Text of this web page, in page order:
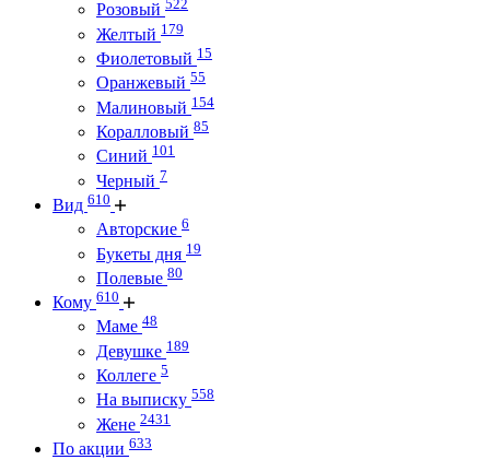
Розовый 522
Желтый 179
Фиолетовый 15
Оранжевый 55
Малиновый 154
Коралловый 85
Синий 101
Черный 7
Вид 610
Авторские 6
Букеты дня 19
Полевые 80
Кому 610
Маме 48
Девушке 189
Коллеге 5
На выписку 558
Жене 2431
По акции 633